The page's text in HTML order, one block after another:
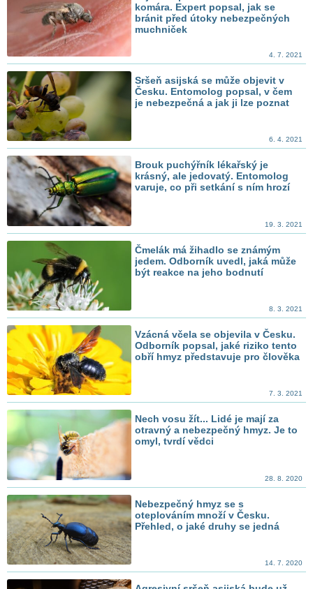
komára. Expert popsal, jak se
bránit před útoky nebezpečných
muchniček
4. 7. 2021
Sršeň asijská se může objevit v
Česku. Entomolog popsal, v čem
je nebezpečná a jak ji lze poznat
6. 4. 2021
Brouk puchýřník lékařský je
krásný, ale jedovatý. Entomolog
varuje, co při setkání s ním hrozí
19. 3. 2021
Čmelák má žihadlo se známým
jedem. Odborník uvedl, jaká může
být reakce na jeho bodnutí
8. 3. 2021
Vzácná včela se objevila v Česku.
Odborník popsal, jaké riziko tento
obří hmyz představuje pro člověka
7. 3. 2021
Nech vosu žít... Lidé je mají za
otravný a nebezpečný hmyz. Je to
omyl, tvrdí vědci
28. 8. 2020
Nebezpečný hmyz se s
oteplováním množí v Česku.
Přehled, o jaké druhy se jedná
14. 7. 2020